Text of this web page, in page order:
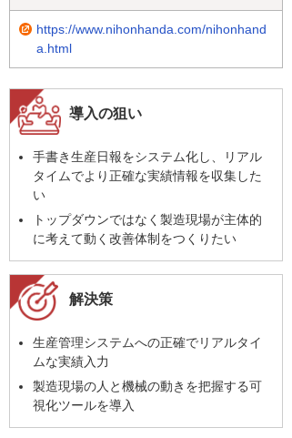
https://www.nihonhanda.com/nihonhand
a.html
導入の狙い
手書き生産日報をシステム化し、リアル
タイムでより正確な実績情報を収集した
い
トップダウンではなく製造現場が主体的
に考えて動く改善体制をつくりたい
解決策
生産管理システムへの正確でリアルタイ
ムな実績入力
製造現場の人と機械の動きを把握する可
視化ツールを導入